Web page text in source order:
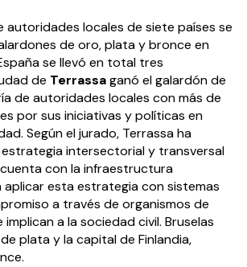
autoridades locales de siete países se
de oro, plata y bronce en
se llevó en total tres
de Terrassaganó el galardón de
de autoridades locales con más de
por sus iniciativas y políticas en
Según el jurado, Terrassa ha
intersectorial y transversal
con la infraestructura
esta estrategia con sistemas
a través de organismos de
a la sociedad civil. Bruselas
plata y la capital de Finlandia,